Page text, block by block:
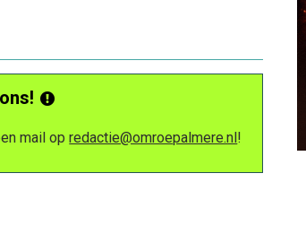
mail opredactie@omroepalmere.nl!